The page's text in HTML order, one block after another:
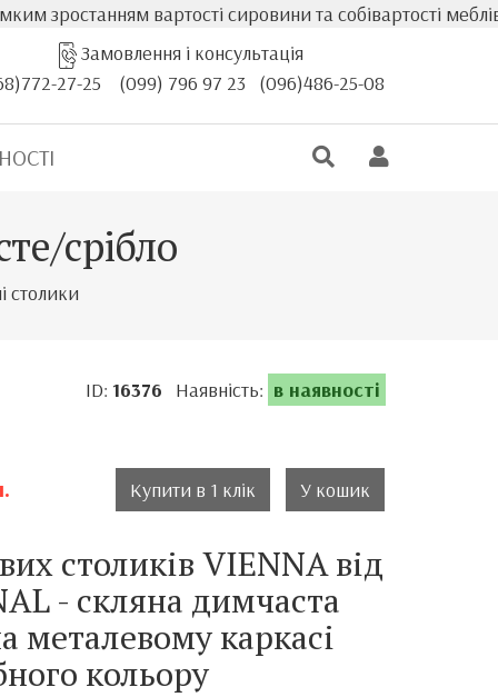
вартості сировини та собівартості меблів,
Замовлення і консультація
27-25
(099) 796 97 23 (096)486-25-08
срібло
столики
ID: 16376 Наявність: в наявності
Купити в 1 клік У кошик
столиків VIENNA від
- скляна димчаста
металевому каркасі
кольору